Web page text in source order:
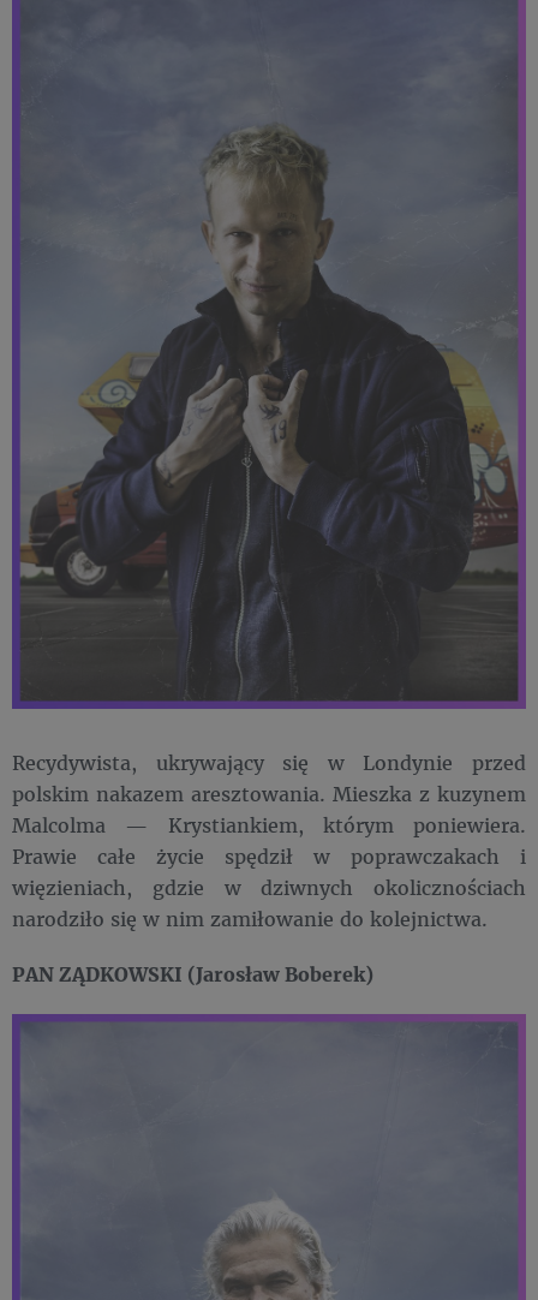
Recydywista, ukrywający się w Londynie przed
polskim nakazem aresztowania. Mieszka z kuzynem
Malcolma — Krystiankiem, którym poniewiera.
Prawie całe życie spędził w poprawczakach i
więzieniach, gdzie w dziwnych okolicznościach
narodziło się w nim zamiłowanie do kolejnictwa.
PAN ZĄDKOWSKI (Jarosław Boberek)